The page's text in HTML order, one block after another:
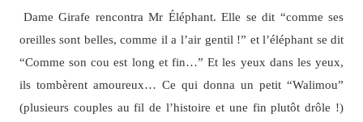
Dame Girafe rencontra Mr Éléphant. Elle se dit “comme ses
oreilles sont belles, comme il a l’air gentil !” et l’éléphant se dit
“Comme son cou est long et fin…” Et les yeux dans les yeux,
ils tombèrent amoureux… Ce qui donna un petit “Walimou”
(plusieurs couples au fil de l’histoire et une fin plutôt drôle !)